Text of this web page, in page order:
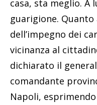
casa, sta meglio. A
guarigione. Quanto
dell’impegno dei
vicinanza al
dichiarato il
comandante
Napoli,